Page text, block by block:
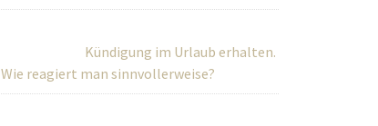
Kündigung im Urlaub erhalten.
Wie reagiert man sinnvollerweise?